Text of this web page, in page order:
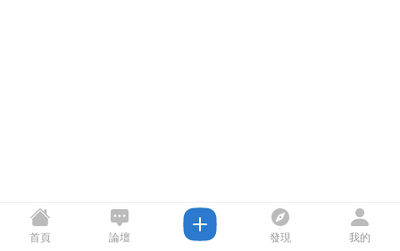
首頁 論壇 發現 我的